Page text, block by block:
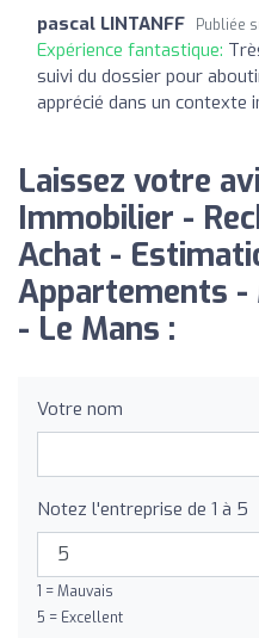
pascal LINTANFF Publiée
Expérience fantastique:
suivi du dossier pour
apprécié dans un contexte
Laissez votre
Immobilier -
Achat -
Appartements -
- Le Mans :
Votre nom
Notez l'entreprise de 1 à 5
1 = Mauvais
5 = Excellent